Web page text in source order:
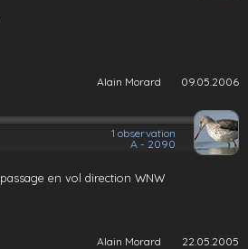
Alain Morard 09.05.2006
1 observation
A - 2090
passage en vol direction WNW
Alain Morard 22.05.2005